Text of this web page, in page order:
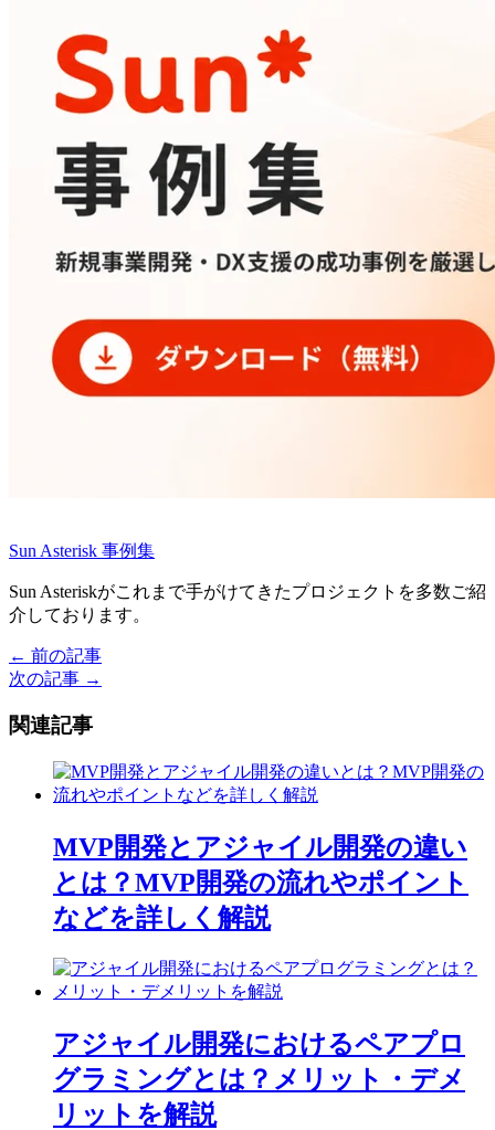
Sun Asterisk 事例集
Sun Asteriskがこれまで手がけてきたプロジェクトを多数ご紹
介しております。
投
稿
ナ
← 前の記事
次の記事 →
関連記事
MVP開発とアジャイル開発の違い
とは？MVP開発の流れやポイント
などを詳しく解説
アジャイル開発におけるペアプロ
グラミングとは？メリット・デメ
リットを解説